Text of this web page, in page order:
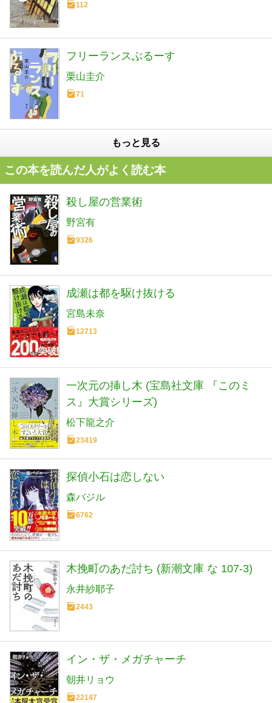
112
フリーランスぶるーす
栗山圭介
71
もっと見る
この本を読んだ人がよく読む本
殺し屋の営業術
野宮有
9326
成瀬は都を駆け抜ける
宮島未奈
12713
一次元の挿し木 (宝島社文庫 『このミ
ス』大賞シリーズ)
松下龍之介
23419
探偵小石は恋しない
森バジル
6762
木挽町のあだ討ち (新潮文庫 な 107-3)
永井紗耶子
2443
イン・ザ・メガチャーチ
朝井リョウ
22147